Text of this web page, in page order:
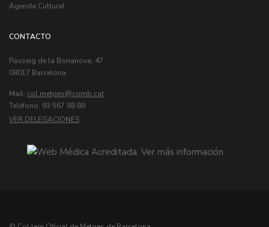
Agenda Cultural
CONTACTO
Passeig de la Bonanova, 47
08017 Barcelona
Mail: col.metges
Telèfono: 93 567 88 88
VER DELEGACIONES